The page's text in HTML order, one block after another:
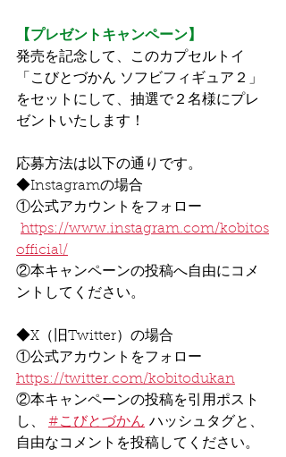
【プレゼントキャンペーン】
発売を記念して、このカプセルトイ
「こびとづかん ソフビフィギュア２」
をセットにして、抽選で２名様にプレ
ゼントいたします！
応募方法は以下の通りです。
◆Instagramの場合
①公式アカウントをフォロー
https://www.instagram.com/kobitos
official/
②本キャンペーンの投稿へ自由にコメ
ントしてください。
◆X（旧Twitter）の場合
①公式アカウントをフォロー
https://twitter.com/kobitodukan
②本キャンペーンの投稿を引用ポスト
し、 #こびとづかん ハッシュタグと、
自由なコメントを投稿してください。